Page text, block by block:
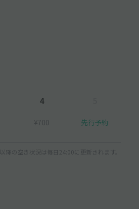
4
¥700 先行予約
以降の空き状況は毎日24:00に更新されます。